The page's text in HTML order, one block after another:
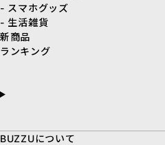
- スマホグッズ
- 生活雑貨
新商品
ランキング
BUZZUについて